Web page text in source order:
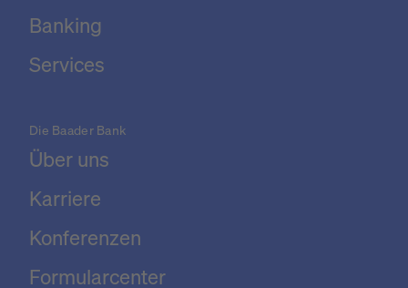
Banking
Services
Die Baader Bank
Über uns
Karriere
Konferenzen
Formularcenter